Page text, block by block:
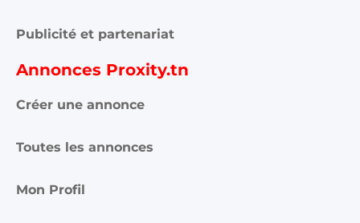
Publicité et partenariat
Annonces Proxity.tn
Créer une annonce
Toutes les annonces
Mon Profil